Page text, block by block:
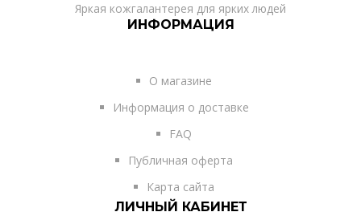
Яркая кожгалантерея для ярких людей
ИНФОРМАЦИЯ
О магазине
Информация о доставке
FAQ
Публичная оферта
Карта сайта
ЛИЧНЫЙ КАБИНЕТ